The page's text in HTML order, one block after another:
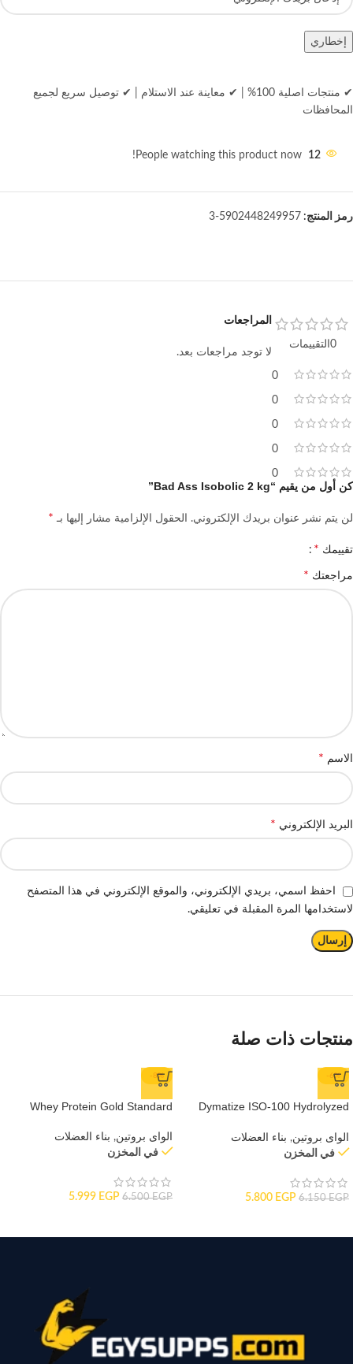
إخطاري
✔ منتجات اصلية 100% ✔ معاينة عند الاستلام
✔ توصيل سريع لجميع
المحافظات
12
People watching this product now!
رمز المنتج: 5902448249957-3
0التقييمات
0
0
0
0
0
المراجعات
لا توجد مراجعات بعد.
كن أول من يقيم “Bad Ass Isobolic 2 kg”
لن يتم نشر عنوان بريدك الإلكتروني. الحقول الإلزامية مشار إليها بـ *
تقييمك *
مراجعتك *
الاسم *
البريد الإلكتروني *
احفظ اسمي، بريدي الإلكتروني، والموقع الإلكتروني في هذا المتصفح
لاستخدامها المرة المقبلة في تعليقي.
منتجات ذات صلة
-6%
Dymatize ISO-100 Hydrolyzed
الواى بروتين, بناء العضلات
في المخزن
6.150EGP
5.800 EGP
-8%
Whey Protein Gold Standard
الواى بروتين, بناء العضلات
في المخزن
6.500EGP
5.999 EGP